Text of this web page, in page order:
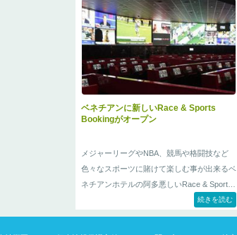
ベネチアンに新しいRace & Sports
Bookingがオープン
メジャーリーグやNBA、競馬や格闘技など
色々なスポーツに賭けて楽しむ事が出来るベ
ネチアンホテルの阿多悪しいRace & Sports
続きを読む